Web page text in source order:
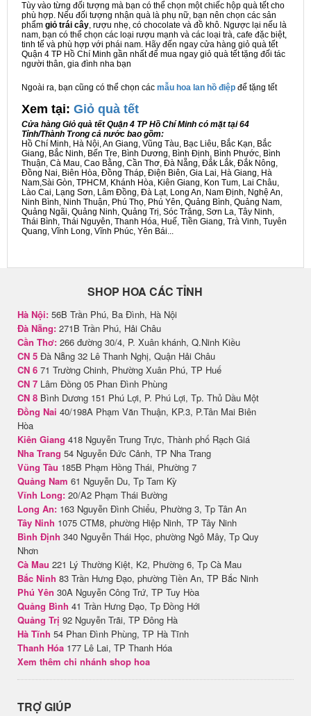
Tùy vào từng đối tượng mà bạn có thể chọn một chiếc hộp quà tết cho
phù hợp. Nếu đối tượng nhận quà là phụ nữ, bạn nên chọn các sản
phẩm giỏ trái cây, rượu nhẹ, có chocolate và đồ khô. Ngược lại nếu là
nam, bạn có thể chọn các loại rượu mạnh và các loại trà, cafe đặc biệt,
tinh tế và phù hợp với phái nam. Hãy đến ngay cửa hàng giỏ quà tết
Quận 4 TP Hồ Chí Minh gần nhất để mua ngay giỏ quà tết tặng đối tác
người thân, gia đình nha bạn
Ngoài ra, bạn cũng có thể chọn các mẫu hoa lan hồ điệp để tặng tết
Xem tại: Giỏ quà tết
Cửa hàng Giỏ quà tết Quận 4 TP Hồ Chí Minh có mặt tại 64
Tỉnh/Thành Trong cả nước bao gồm:
Hồ Chí Minh, Hà Nội, An Giang, Vũng Tàu, Bạc Liêu, Bắc Kạn, Bắc
Giang, Bắc Ninh, Bến Tre, Bình Dương, Bình Định, Bình Phước, Bình
Thuận, Cà Mau, Cao Bằng, Cần Thơ, Đà Nẵng, Đắk Lắk, Đắk Nông,
Đồng Nai, Biên Hòa, Đồng Tháp, Điện Biên, Gia Lai, Hà Giang, Hà
Nam,Sài Gòn, TPHCM, Khánh Hòa, Kiên Giang, Kon Tum, Lai Châu,
Lào Cai, Lạng Sơn, Lâm Đồng, Đà Lạt, Long An, Nam Định, Nghệ An,
Ninh Bình, Ninh Thuận, Phú Thọ, Phú Yên, Quảng Bình, Quảng Nam,
Quảng Ngãi, Quảng Ninh, Quảng Trị, Sóc Trăng, Sơn La, Tây Ninh,
Thái Bình, Thái Nguyên, Thanh Hóa, Huế, Tiền Giang, Trà Vinh, Tuyên
Quang, Vĩnh Long, Vĩnh Phúc, Yên Bái...
SHOP HOA CÁC TỈNH
Hà Nội: 56B Trần Phú, Ba Đình, Hà Nội
Đà Nẵng: 271B Trần Phú, Hải Châu
Cần Thơ: 266 đường 30/4, P. Xuân khánh, Q.Ninh Kiều
CN 5 Đà Nẵng 32 Lê Thanh Nghị, Quận Hải Châu
CN 6 71 Trường Chinh, Phường Xuân Phú, TP Huế
CN 7 Lâm Đồng 05 Phan Đình Phùng
CN 8 Bình Dương 151 Phú Lợi, P. Phú Lợi, Tp. Thủ Dầu Một
Đồng Nai 40/198A Phạm Văn Thuận, KP.3, P.Tân Mai Biên
Hòa
Kiên Giang 418 Nguyễn Trung Trực, Thành phố Rạch Giá
Nha Trang 54 Nguyễn Đức Cảnh, TP Nha Trang
Vũng Tàu 185B Phạm Hồng Thái, Phường 7
Quảng Nam 61 Nguyễn Du, Tp Tam Kỳ
Vĩnh Long: 20/A2 Phạm Thái Bường
Long An: 163 Nguyễn Đình Chiểu, Phường 3, Tp Tân An
Tây Ninh 1075 CTM8, phường Hiệp Ninh, TP Tây Ninh
Bình Định 340 Nguyễn Thái Học, phường Ngô Mây, Tp Quy
Nhơn
Cà Mau 221 Lý Thường Kiệt, K2, Phường 6, Tp Cà Mau
Bắc Ninh 83 Trần Hưng Đạo, phường Tiền An, TP Bắc Ninh
Phú Yên 30A Nguyễn Công Trứ, TP Tuy Hòa
Quảng Bình 41 Trần Hưng Đạo, Tp Đồng Hới
Quảng Trị 92 Nguyễn Trãi, TP Đông Hà
Hà Tĩnh 54 Phan Đình Phùng, TP Hà Tĩnh
Thanh Hóa 177 Lê Lai, TP Thanh Hóa
Xem thêm chi nhánh shop hoa
TRỢ GIÚP